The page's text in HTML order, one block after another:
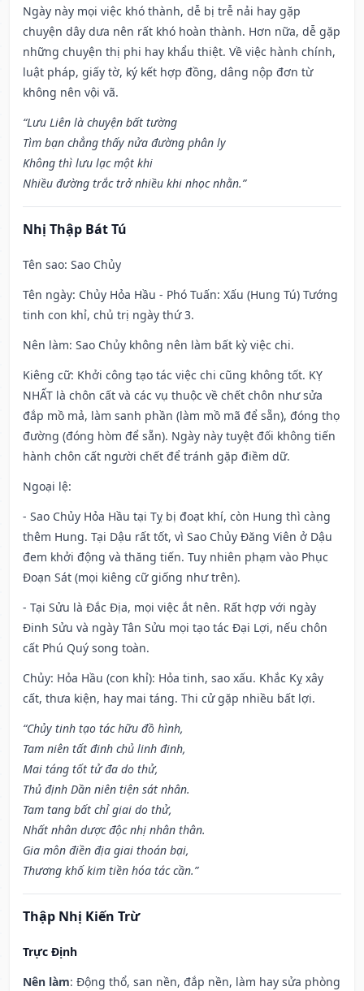
Ngày này mọi việc khó thành, dễ bị trễ nải hay gặp
chuyện dây dưa nên rất khó hoàn thành. Hơn nữa, dễ gặp
những chuyện thị phi hay khẩu thiệt. Về việc hành chính,
luật pháp, giấy tờ, ký kết hợp đồng, dâng nộp đơn từ
không nên vội vã.
“Lưu Liên là chuyện bất tường
Tìm bạn chẳng thấy nửa đường phân ly
Không thì lưu lạc một khi
Nhiều đường trắc trở nhiều khi nhọc nhằn.”
Nhị Thập Bát Tú
Tên sao: Sao Chủy
Tên ngày: Chủy Hỏa Hầu - Phó Tuấn: Xấu (Hung Tú) Tướng
tinh con khỉ, chủ trị ngày thứ 3.
Nên làm: Sao Chủy không nên làm bất kỳ việc chi.
Kiêng cữ: Khởi công tạo tác việc chi cũng không tốt. KỴ
NHẤT là chôn cất và các vụ thuộc về chết chôn như sửa
đắp mồ mả, làm sanh phần (làm mồ mã để sẵn), đóng thọ
đường (đóng hòm để sẵn). Ngày này tuyệt đối không tiến
hành chôn cất người chết để tránh gặp điềm dữ.
Ngoại lệ:
- Sao Chủy Hỏa Hầu tại Tỵ bị đoạt khí, còn Hung thì càng
thêm Hung. Tại Dậu rất tốt, vì Sao Chủy Đăng Viên ở Dậu
đem khởi động và thăng tiến. Tuy nhiên phạm vào Phục
Đoạn Sát (mọi kiêng cữ giống như trên).
- Tại Sửu là Đắc Địa, mọi việc ắt nên. Rất hợp với ngày
Đinh Sửu và ngày Tân Sửu mọi tạo tác Đại Lợi, nếu chôn
cất Phú Quý song toàn.
Chủy: Hỏa Hầu (con khỉ): Hỏa tinh, sao xấu. Khắc Kỵ xây
cất, thưa kiện, hay mai táng. Thi cử gặp nhiều bất lợi.
“Chủy tinh tạo tác hữu đồ hình,
Tam niên tất đinh chủ linh đinh,
Mai táng tốt tử đa do thử,
Thủ định Dần niên tiện sát nhân.
Tam tang bất chỉ giai do thử,
Nhất nhân dược độc nhị nhân thân.
Gia môn điền địa giai thoán bại,
Thương khố kim tiền hóa tác cần.”
Thập Nhị Kiến Trừ
Trực Định
Nên làm: Động thổ, san nền, đắp nền, làm hay sửa phòng